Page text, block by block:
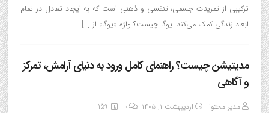
ترکیبی از تمرینات جسمی، تنفسی و ذهنی است که به ایجاد تعادل در تمام
ابعاد زندگی کمک می‌کند. یوگا چیست؟ واژه «یوگا» از […]
مدیتیشن چیست؟ راهنمای کامل ورود به دنیای آرامش، تمرکز
و آگاهی
مدیر محتوا اردیبهشت ۱, ۱۴۰۵ 0
159